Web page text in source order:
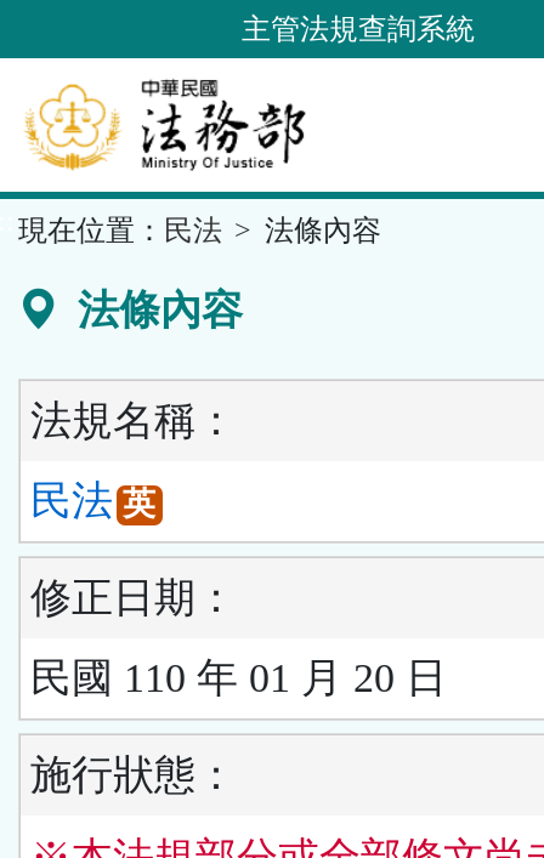
到
要
內
容
區
主管法規查詢系統
現在位置： 民法 法條內容
法條內容
法規名稱：
民法 英
修正日期：
民國 110 年 01 月 20 日
施行狀態：